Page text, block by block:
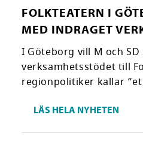
FOLKTEATERN I
MED INDRAGET
I Göteborg vill M och
verksamhetsstödet till
regionpolitiker kallar
LÄS HELA NYHETEN